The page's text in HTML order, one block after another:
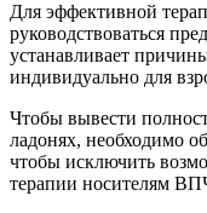
Для эффективной
руководствоваться
устанавливает
индивидуально для
Чтобы вывести
ладонях, необходимо
чтобы исключить
терапии носителям